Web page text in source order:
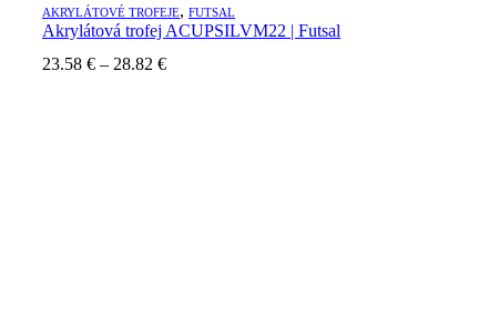
AKRYLÁTOVÉ TROFEJE, FUTSAL
Akrylátová trofej ACUPSILVM22 | Futsal
23.58 € – 28.82 €